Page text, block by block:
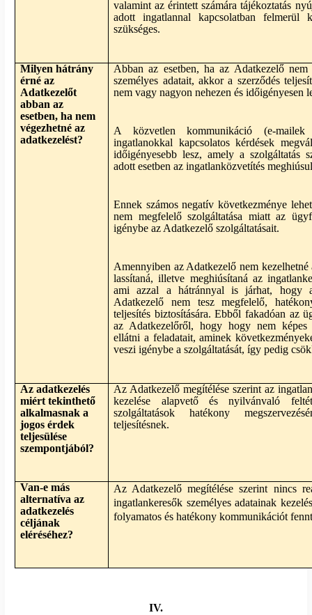
valamint az érintett számára tájékoztatás
adott ingatlannal kapcsolatban felmerül
szükséges.
Milyen hátrány
érné az
Adatkezelőt
abban az
esetben, ha nem
végezhetné az
adatkezelést?
Abban az esetben, ha az Adatkezelő nem
személyes adatait, akkor a szerződés
nem vagy nagyon nehezen és időigényesen
A közvetlen kommunikáció (e-
ingatlanokkal kapcsolatos kérdések
időigényesebb lesz, amely a szolgáltatás
adott esetben az ingatlanközvetítés
Ennek számos negatív következménye
nem megfelelő szolgáltatása miatt az
igénybe az Adatkezelő szolgáltatásait.
Amennyiben az Adatkezelő nem kezelhetné
lassítaná, illetve meghiúsítaná az
ami azzal a hátránnyal is járhat, hogy
Adatkezelő nem tesz megfelelő,
teljesítés biztosítására. Ebből fakadóan az
az Adatkezelőről, hogy hogy nem képes
ellátni a feladatait, aminek
veszi igénybe a szolgáltatását, így pedig
Az adatkezelés
miért tekinthető
alkalmasnak a
jogos érdek
teljesülése
szempontjából?
Az Adatkezelő megítélése szerint az
kezelése alapvető és nyilvánvaló
szolgáltatások hatékony
teljesítésnek.
Van-e más
alternatíva az
adatkezelés
céljának
eléréséhez?
Az Adatkezelő megítélése szerint nincs
ingatlankeresők személyes adatainak
folyamatos és hatékony kommunikációt
IV.